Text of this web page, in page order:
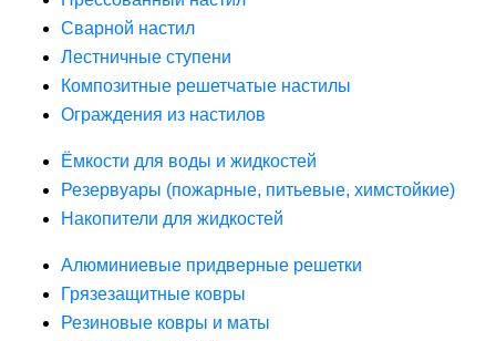
Сварной настил
Лестничные ступени
Композитные решетчатые настилы
Ограждения из настилов
Ёмкости для воды и жидкостей
Резервуары (пожарные, питьевые, химстойкие)
Накопители для жидкостей
Алюминиевые придверные решетки
Грязезащитные ковры
Резиновые ковры и маты